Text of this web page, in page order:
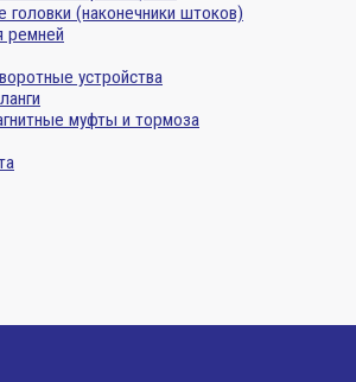
головки (наконечники штоков)
ремней
устройства
муфты и тормоза